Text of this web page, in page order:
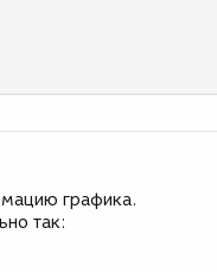
графика.
так: